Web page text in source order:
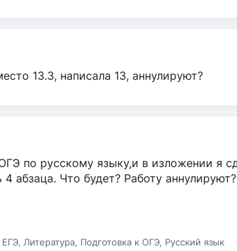
13.3, написала 13, аннулируют?
по русскому языку,и в изложении я
абзаца. Что будет? Работу аннулируют?
ЕГЭ, Литература, Подготовка к ОГЭ, Русский язык